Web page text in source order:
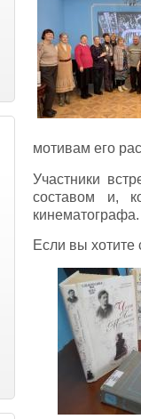
мотивам его
Участники
составом и,
кинематографа.
Если вы хотите